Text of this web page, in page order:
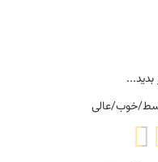
خوب/عالی